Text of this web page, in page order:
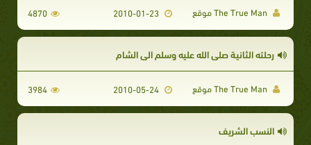
4870
رحلته الثانية صلى الله عليه وسلم الى الشام
3984
النسب الشريف